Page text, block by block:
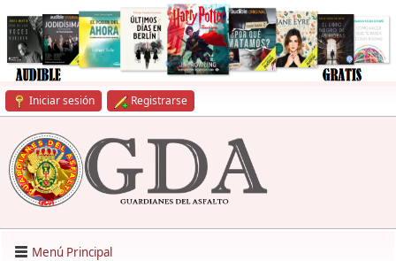
Iniciar sesión Registrarse
Menú Principal